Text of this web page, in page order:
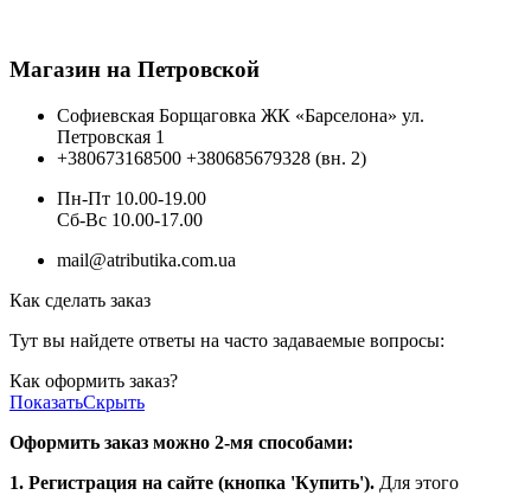
Магазин на Петровской
Софиевская Борщаговка ЖК «Барселона» ул.
Петровская 1
+380673168500 +380685679328 (вн. 2)
Пн-Пт 10.00-19.00
Cб-Вс 10.00-17.00
mail@atributika.com.ua
Как сделать заказ
Тут вы найдете ответы на часто задаваемые вопросы:
Как оформить заказ?
ПоказатьСкрыть
Оформить заказ можно 2-мя способами:
1. Регистрация на сайте (кнопка 'Купить'). Для этого